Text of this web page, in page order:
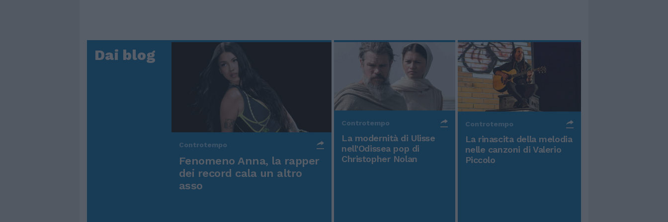
Dai blog
Controtempo
Fenomeno Anna, la rapper
dei record cala un altro
asso
Controtempo
La modernità di Ulisse
nell'Odissea pop di
Christopher Nolan
Controtempo
La rinascita della melodia
nelle canzoni di Valerio
Piccolo